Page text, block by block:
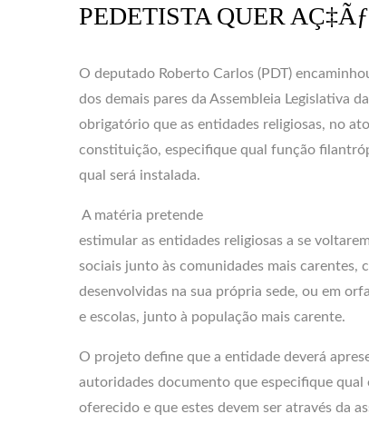
PEDETISTA QUER
O deputado Roberto Carlos (PDT)
dos demais pares da Assembleia Legislativa
obrigatório que as entidades religiosas, no
constituição, especifique qual função
qual será instalada.
A matéria pretende
estimular as entidades religiosas a se
sociais junto às comunidades mais carentes,
desenvolvidas na sua própria sede, ou em
e escolas, junto à população mais carente.
O projeto define que a entidade deverá
autoridades documento que especifique
oferecido e que estes devem ser através da